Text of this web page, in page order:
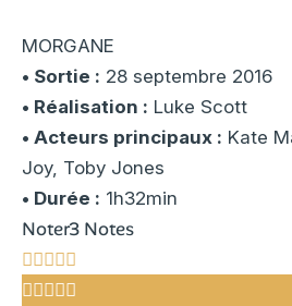
MORGANE
• Sortie : 28 septembre 2016
• Réalisation : Luke Scott
• Acteurs principaux : Kate
Joy, Toby Jones
• Durée : 1h32min
Noter3 Notes